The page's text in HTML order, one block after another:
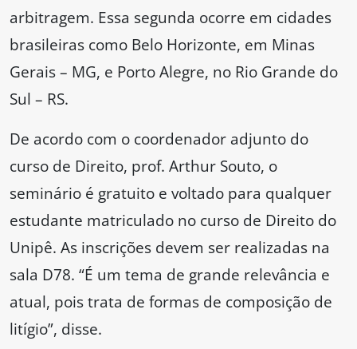
arbitragem. Essa segunda ocorre em cidades
brasileiras como Belo Horizonte, em Minas
Gerais – MG, e Porto Alegre, no Rio Grande do
Sul – RS.
De acordo com o coordenador adjunto do
curso de Direito, prof. Arthur Souto, o
seminário é gratuito e voltado para qualquer
estudante matriculado no curso de Direito do
Unipê. As inscrições devem ser realizadas na
sala D78. “É um tema de grande relevância e
atual, pois trata de formas de composição de
litígio”, disse.